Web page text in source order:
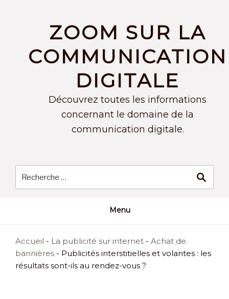
ZOOM SUR LA
COMMUNICATION
DIGITALE
Découvrez toutes les informations
concernant le domaine de la
communication digitale.
Menu
Accueil - La publicité sur internet - Achat de
bannières - Publicités interstitielles et volantes : les
résultats sont-ils au rendez-vous ?